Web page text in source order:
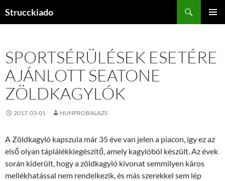
Strucckiado
SPORTSÉRÜLÉSEK ESETÉRE
AJÁNLOTT SEATONE
ZÖLDKAGYLÓK
2017-03-01 HUNPROBALAZS
A Zöldkagyló kapszula már 35 éve van jelen a piacon, így ez az
első olyan táplálékkiegészítő, amely kagylóból készült. Az évek
során kiderült, hogy a zöldkagyló kivonat semmilyen káros
mellékhatással nem rendelkezik, és más szerekkel sem lép